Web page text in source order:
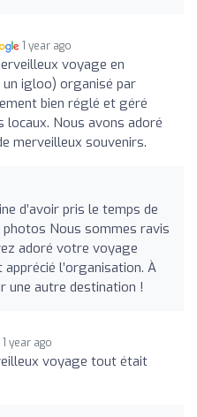
1 year ago
voyage en
un igloo) organisé par
bien réglé et géré
locaux. Nous avons adoré
merveilleux souvenirs.
d’avoir pris le temps de
Nous sommes ravis
adoré votre voyage
l’organisation. À
une autre destination !
1 year ago
voyage tout était